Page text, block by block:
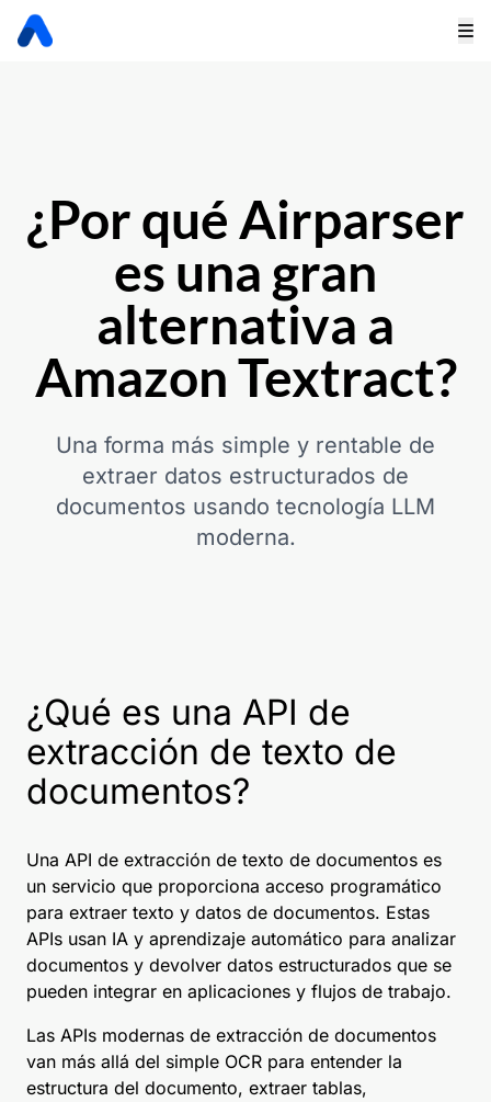
¿Por qué Airparser
es una gran
alternativa a
Amazon Textract?
Una forma más simple y rentable de
extraer datos estructurados de
documentos usando tecnología LLM
moderna.
¿Qué es una API de
extracción de texto de
documentos?
Una API de extracción de texto de documentos es
un servicio que proporciona acceso programático
para extraer texto y datos de documentos. Estas
APIs usan IA y aprendizaje automático para analizar
documentos y devolver datos estructurados que se
pueden integrar en aplicaciones y flujos de trabajo.
Las APIs modernas de extracción de documentos
van más allá del simple OCR para entender la
estructura del documento, extraer tablas,